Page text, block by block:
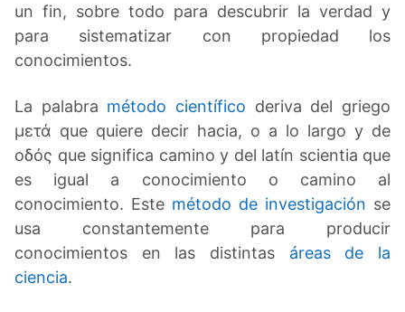
un fin, sobre todo para descubrir la verdad y
para sistematizar con propiedad los
conocimientos.
La palabra método científico deriva del griego
μετά que quiere decir hacia, o a lo largo y de
οδός que significa camino y del latín scientia que
es igual a conocimiento o camino al
conocimiento. Este método de investigación se
usa constantemente para producir
conocimientos en las distintas áreas de la
ciencia.